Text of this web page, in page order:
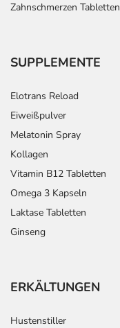
Zahnschmerzen Tabletten
SUPPLEMENTE
Elotrans Reload
Eiweißpulver
Melatonin Spray
Kollagen
Vitamin B12 Tabletten
Omega 3 Kapseln
Laktase Tabletten
Ginseng
ERKÄLTUNGEN
Hustenstiller